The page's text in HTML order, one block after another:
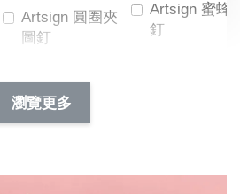
Artsign 圓圈夾
圖釘
NT$ 19.00
NT$ 66.00
Artsign 蜜蜂
釘
加入購物車
瀏覽更多